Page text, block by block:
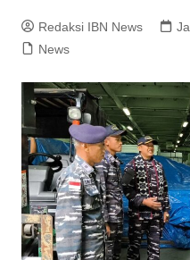
Redaksi IBN News
News